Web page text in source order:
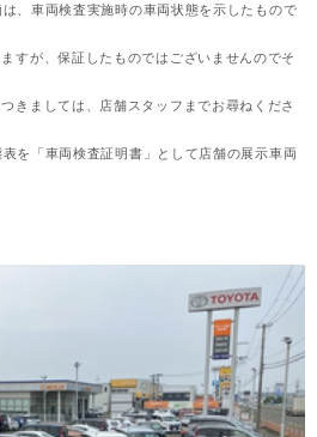
、車両検査実施時の車両状態を示したもので
すが、保証したものではございませんのでそ
きましては、店舗スタッフまでお尋ねくださ
表を「車両検査証明書」として店舗の展示車両